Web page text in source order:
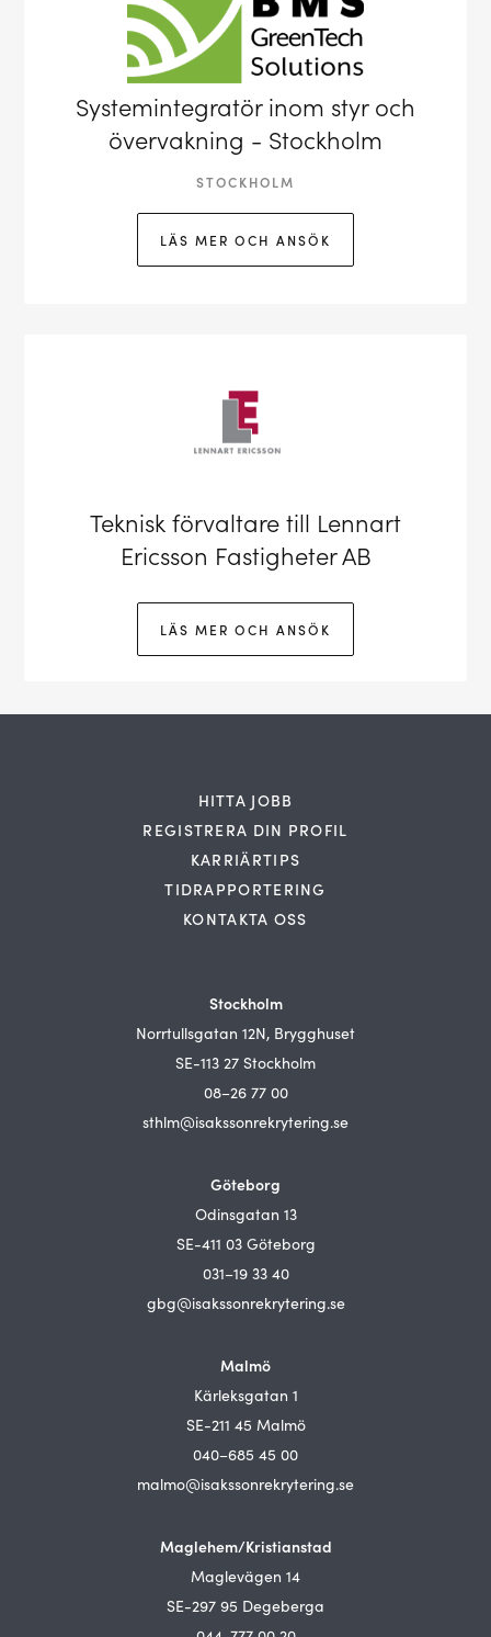
Systemintegratör inom styr och
övervakning - Stockholm
STOCKHOLM
LÄS MER OCH ANSÖK
Teknisk förvaltare till Lennart
Ericsson Fastigheter AB
LÄS MER OCH ANSÖK
HITTA JOBB
REGISTRERA DIN PROFIL
KARRIÄRTIPS
TIDRAPPORTERING
KONTAKTA OSS
Stockholm
Norrtullsgatan 12N, Brygghuset
SE-113 27 Stockholm
08–26 77 00
sthlm@isakssonrekrytering.se
Göteborg
Odinsgatan 13
SE-411 03 Göteborg
031–19 33 40
gbg@isakssonrekrytering.se
Malmö
Kärleksgatan 1
SE-211 45 Malmö
040–685 45 00
malmo@isakssonrekrytering.se
Maglehem/Kristianstad
Maglevägen 14
SE-297 95 Degeberga